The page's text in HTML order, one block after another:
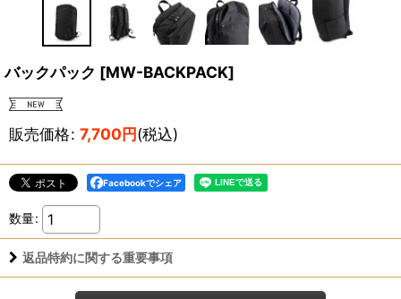
バックパック [MW-BACKPACK]
販売価格: 7,700円(税込)
Facebookでシェア
数量:
返品特約に関する重要事項